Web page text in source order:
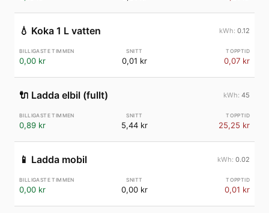
💧 Koka 1 L vatten 0.12
0,00 kr 0,01 kr 0,07 kr
🔌 Ladda elbil (fullt) 45
0,89 kr 5,44 kr 25,25 kr
📱 Ladda mobil 0.02
0,00 kr 0,00 kr 0,01 kr